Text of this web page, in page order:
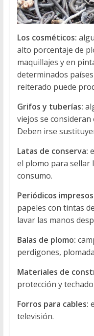
Los cosméticos:
alto porcentaje de
maquillajes y en
determinados
reiterado puede
Grifos y tuberías:
viejos se
Deben irse
Latas de conserva:
el plomo para sellar
consumo.
Periódicos
papeles con tintas
lavar las manos
Balas de plomo:
perdigones,
Materiales de
protección y
Forros para cables:
televisión.